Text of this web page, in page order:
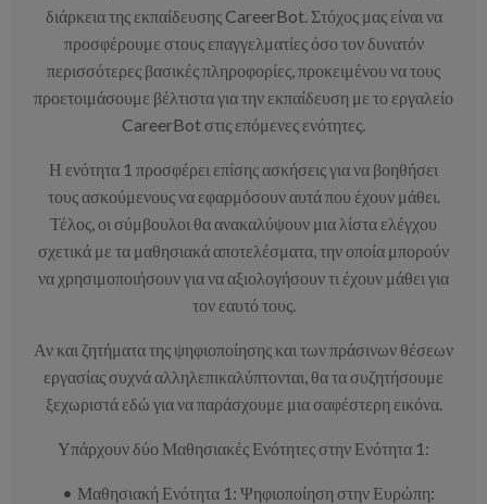
διάρκεια της εκπαίδευσης CareerBot. Στόχος μας είναι να
προσφέρουμε στους επαγγελματίες όσο τον δυνατόν
περισσότερες βασικές πληροφορίες, προκειμένου να τους
προετοιμάσουμε βέλτιστα για την εκπαίδευση με το εργαλείο
CareerBot στις επόμενες ενότητες.
Η ενότητα 1 προσφέρει επίσης ασκήσεις για να βοηθήσει
τους ασκούμενους να εφαρμόσουν αυτά που έχουν μάθει.
Τέλος, οι σύμβουλοι θα ανακαλύψουν μια λίστα ελέγχου
σχετικά με τα μαθησιακά αποτελέσματα, την οποία μπορούν
να χρησιμοποιήσουν για να αξιολογήσουν τι έχουν μάθει για
τον εαυτό τους.
Αν και ζητήματα της ψηφιοποίησης και των πράσινων θέσεων
εργασίας συχνά αλληλεπικαλύπτονται, θα τα συζητήσουμε
ξεχωριστά εδώ για να παράσχουμε μια σαφέστερη εικόνα.
Υπάρχουν δύο Μαθησιακές Ενότητες στην Ενότητα 1:
Μαθησιακή Ενότητα 1: Ψηφιοποίηση στην Ευρώπη: